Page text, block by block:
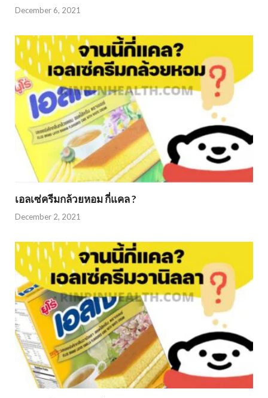
December 6, 2021
เอลเซ่ครีมกล้วยหอม กี่แคล ?
December 2, 2021